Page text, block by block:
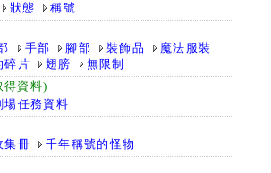
狀態
稱號
手部 腳部 裝飾品
魔法服裝
碎片 翅膀
無限制
得資料)
場任務資料
集冊 千年稱號的怪物